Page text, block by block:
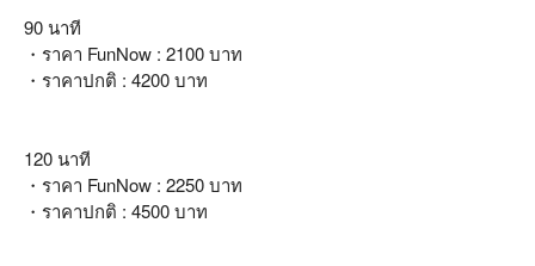
90 นาที
・ราคา FunNow : 2100 บาท
・ราคาปกติ : 4200 บาท
120 นาที
・ราคา FunNow : 2250 บาท
・ราคาปกติ : 4500 บาท